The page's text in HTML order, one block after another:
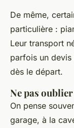
De même,
particulière :
Leur transport
parfois un
dès le départ.
Ne pas
On pense
garage, à la